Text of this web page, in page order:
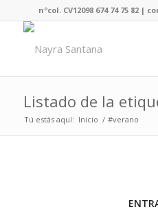
nºcol. CV12098 674 74 75 82
Listado de la
Tú estás aquí: Inicio / #verano